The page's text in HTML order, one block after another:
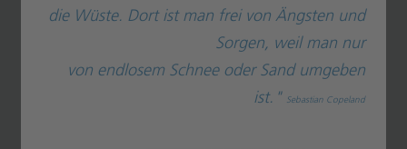
die Wüste. Dort ist man frei von Ängsten und
Sorgen, weil man nur
von endlosem Schnee oder Sand umgeben
ist." Sebastian Copeland